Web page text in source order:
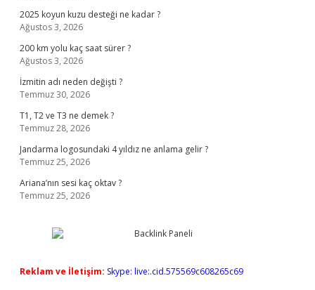
2025 koyun kuzu desteği ne kadar ?
Ağustos 3, 2026
200 km yolu kaç saat sürer ?
Ağustos 3, 2026
İzmitin adı neden değişti ?
Temmuz 30, 2026
T1, T2 ve T3 ne demek ?
Temmuz 28, 2026
Jandarma logosundaki 4 yıldız ne anlama gelir ?
Temmuz 25, 2026
Ariana’nın sesi kaç oktav ?
Temmuz 25, 2026
Reklam ve İletişim: Skype: live:.cid.575569c608265c69